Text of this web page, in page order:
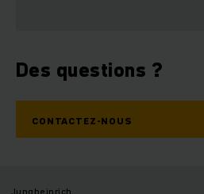
Des questions ?
CONTACTEZ-NOUS
Jungheinrich